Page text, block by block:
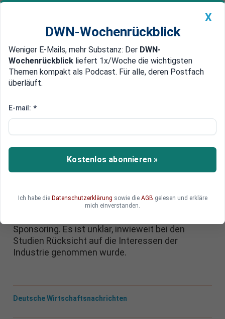
Newsticker MEIN DWN: Geldanlage Premium
Edelmetalle DWN-Magazin China
Transparenz-Initiative
Pharma-Firmen zahlen hunderte
Millionen an Ärzte und
Krankenhäuser
Pharmaunternehmen haben im vergangenen
Krankenhäuser und Apotheken gezahlt. Der
Großteil davon entfiel auf klinische Studien,
Sponsoring. Es ist unklar, inwieweit bei den
Studien Rücksicht auf die Interessen der
Industrie genommen wurde.
Deutsche Wirtschaftsnachrichten
X
DWN-Wochenrückblick
Weniger E-Mails, mehr Substanz: Der DWN-
Wochenrückblick liefert 1x/Woche die wichtigsten
Themen kompakt als Podcast. Für alle, deren Postfach
überläuft.
E-mail: *
Kostenlos abonnieren »
Ich habe die Datenschutzerklärung sowie die AGB gelesen und erkläre
mich einverstanden.